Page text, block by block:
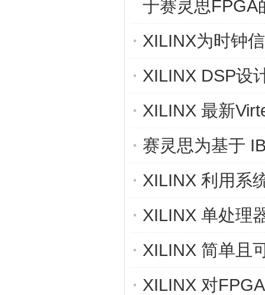
于赛灵思FPGA
XILINX为时钟
XILINX DSP设
XILINX 最新
赛灵思为基于
XILINX 利用系
XILINX 单处理
XILINX 简单且
XILINX 对